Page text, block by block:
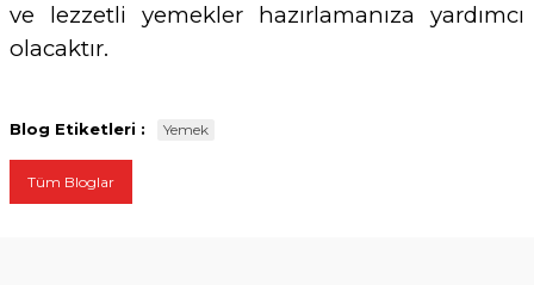
ve lezzetli yemekler hazırlamanıza yardımcı
olacaktır.
Blog Etiketleri : Yemek
Tüm Bloglar